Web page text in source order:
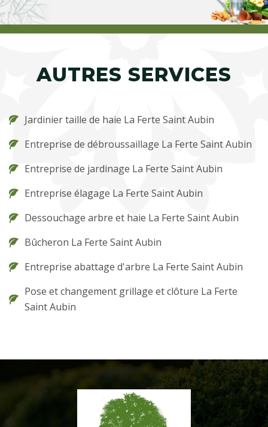
AUTRES SERVICES
Jardinier taille de haie La Ferte Saint Aubin
Entreprise de débroussaillage La Ferte Saint Aubin
Entreprise de jardinage La Ferte Saint Aubin
Entreprise élagage La Ferte Saint Aubin
Dessouchage arbre et haie La Ferte Saint Aubin
Bûcheron La Ferte Saint Aubin
Entreprise abattage d'arbre La Ferte Saint Aubin
Pose et changement grillage et clôture La Ferte
Saint Aubin